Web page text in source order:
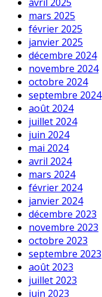
mars 2025
février 2025
janvier 2025
décembre 2024
novembre 2024
octobre 2024
septembre 2024
août 2024
juillet 2024
juin 2024
mai 2024
avril 2024
mars 2024
février 2024
janvier 2024
décembre 2023
novembre 2023
octobre 2023
septembre 2023
août 2023
juillet 2023
juin 2023